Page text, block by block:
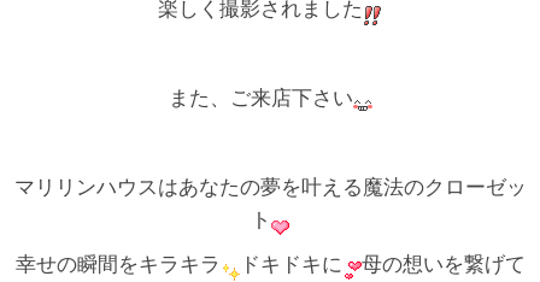
楽しく撮影されました
また、ご来店下さい
マリリンハウスはあなたの夢を叶える魔法のクローゼッ
ト
幸せの瞬間をキラキラ
ドキドキに
母の想いを繋げて